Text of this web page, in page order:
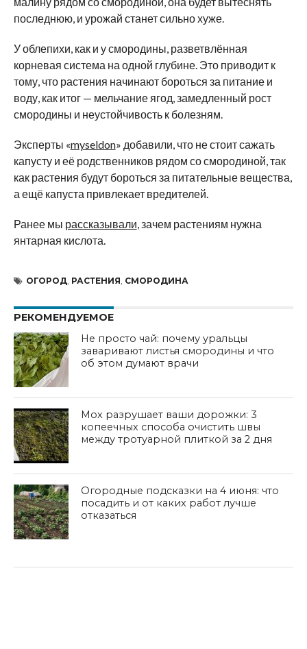
последнюю, и урожай станет сильно хуже.
У облепихи, как и у смородины, разветвлённая
корневая система на одной глубине. Это приводит к
тому, что растения начинают бороться за питание и
воду, как итог — мельчание ягод, замедленный рост
смородины и неустойчивость к болезням.
Эксперты «myseldon» добавили, что не стоит сажать
капусту и её родственников рядом со смородиной, так
как растения будут бороться за питательные вещества,
а ещё капуста привлекает вредителей.
Ранее мы рассказывали, зачем растениям нужна
янтарная кислота.
ОГОРОД, РАСТЕНИЯ, СМОРОДИНА
РЕКОМЕНДУЕМОЕ
Не просто чай: почему уральцы
заваривают листья смородины и что
об этом думают врачи
Мох разрушает ваши дорожки: 3
копеечных способа очистить швы
между тротуарной плиткой за 2 дня
Огородные подсказки на 4 июня: что
посадить и от каких работ лучше
отказаться